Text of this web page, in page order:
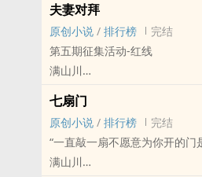
古代 - HE - 架空世界 - 年下
1v1
初次写文，暂定文章完成后捉
*
赫连墨从第一眼见到江眠，就
谁曾想江奕一剑刺下去，把江
前期相爱后期相杀转相爱，一
痴情攻：江眠
夫妻对拜
原创小说 / 排行榜
完结
第五期征集活动-红线
满山川
原创小说 - BL - 短篇 - 完结
现代 - 第一人称 - 全年龄 - 第五
第一眼看到红线，想到的是两
一个画面久久难忘。相逢时
若真的存在着这样一根红线，
七扇门
原创小说 / 排行榜
完结
“一直敲一扇不愿意为你开的门
满山川